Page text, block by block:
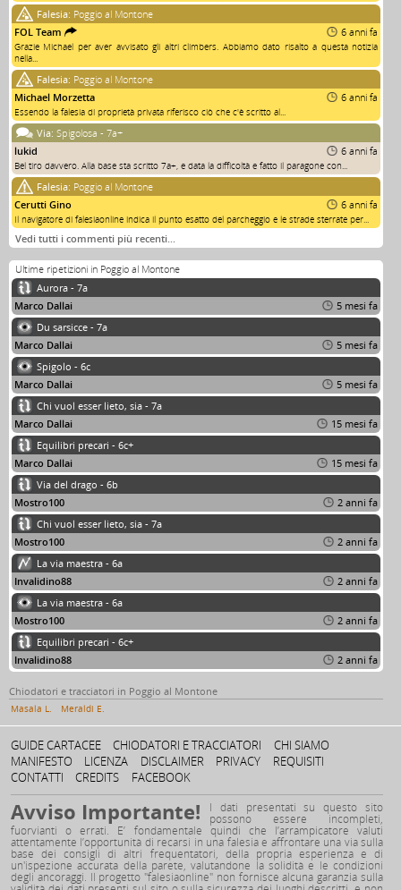
Falesia: Poggio al Montone
FOL Team
6 anni fa
Grazie Michael per aver avvisato gli altri climbers. Abbiamo dato risalto a questa notizia
nella...
Falesia: Poggio al Montone
Michael Morzetta
6 anni fa
Essendo la falesia di proprietà privata riferisco ciò che c'è scritto al...
Via: Spigolosa - 7a+
lukid
6 anni fa
Bel tiro davvero. Alla base sta scritto 7a+, e data la difficoltà e fatto il paragone con...
Falesia: Poggio al Montone
Cerutti Gino
6 anni fa
Il navigatore di falesiaonline indica il punto esatto del parcheggio e le strade sterrate per...
Vedi tutti i commenti più recenti…
Ultime ripetizioni in Poggio al Montone
Aurora - 7a
Marco Dallai
5 mesi fa
Du sarsicce - 7a
Marco Dallai
5 mesi fa
Spigolo - 6c
Marco Dallai
5 mesi fa
Chi vuol esser lieto, sia - 7a
Marco Dallai
15 mesi fa
Equilibri precari - 6c+
Marco Dallai
15 mesi fa
Via del drago - 6b
Mostro100
2 anni fa
Chi vuol esser lieto, sia - 7a
Mostro100
2 anni fa
La via maestra - 6a
Invalidino88
2 anni fa
La via maestra - 6a
Mostro100
2 anni fa
Equilibri precari - 6c+
Invalidino88
2 anni fa
Chiodatori e tracciatori in Poggio al Montone
Masala L. Meraldi E.
GUIDE CARTACEE CHIODATORI E TRACCIATORI
CHI SIAMO
MANIFESTO
LICENZA DISCLAIMER PRIVACY
REQUISITI
CONTATTI
CREDITS FACEBOOK
Avviso Importante! I dati presentati su questo sito
possono essere incompleti,
fuorvianti o errati. E’ fondamentale quindi che l’arrampicatore valuti
attentamente l’opportunità di recarsi in una falesia e affrontare una via sulla
base dei consigli di altri frequentatori, della propria esperienza e di
un'ispezione accurata della parete, valutandone la solidità e le condizioni
degli ancoraggi. Il progetto "falesiaonline" non fornisce alcuna garanzia sulla